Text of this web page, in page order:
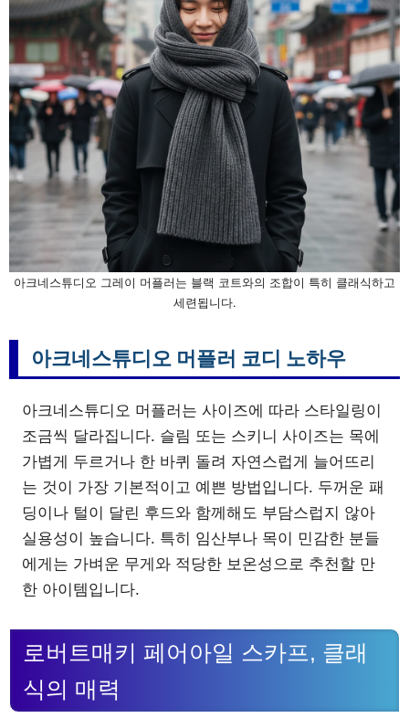
아크네스튜디오 그레이 머플러는 블랙 코트와의 조합이 특히 클래식하고
세련됩니다.
아크네스튜디오 머플러 코디 노하우
아크네스튜디오 머플러는 사이즈에 따라 스타일링이
조금씩 달라집니다. 슬림 또는 스키니 사이즈는 목에
가볍게 두르거나 한 바퀴 돌려 자연스럽게 늘어뜨리
는 것이 가장 기본적이고 예쁜 방법입니다. 두꺼운 패
딩이나 털이 달린 후드와 함께해도 부담스럽지 않아
실용성이 높습니다. 특히 임산부나 목이 민감한 분들
에게는 가벼운 무게와 적당한 보온성으로 추천할 만
한 아이템입니다.
로버트매키 페어아일 스카프, 클래
식의 매력